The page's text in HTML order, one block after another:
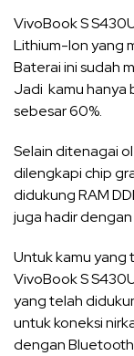
VivoBook S
Lithium-Ion yang
Baterai ini sudah
Jadi kamu hanya
sebesar 60%.
Selain ditenagai
dilengkapi chip
didukung RAM
juga hadir
Untuk kamu yang
VivoBook S
yang telah
untuk koneksi
dengan